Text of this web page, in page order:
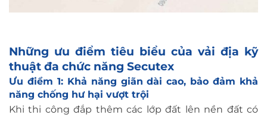
Những ưu điểm tiêu biểu của vải địa kỹ
thuật đa chức năng Secutex
Ưu điểm 1: Khả năng giãn dài cao, bảo đảm khả
năng chống hư hại vượt trội
Khi thi công đắp thêm các lớp đất lên nền đất có